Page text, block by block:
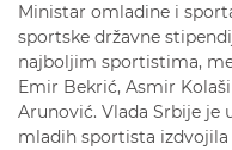
Ministar omladine i
sportske državne
najboljim sportistima,
Emir Bekrić, Asmir
Arunović. Vlada Srbije je
mladih sportista